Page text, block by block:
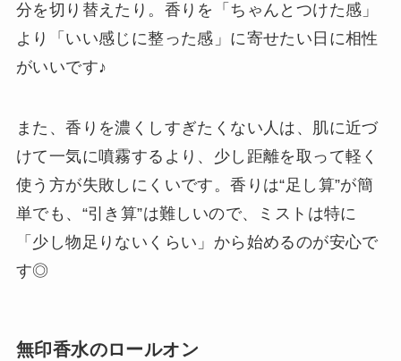
分を切り替えたり。香りを「ちゃんとつけた感」
より「いい感じに整った感」に寄せたい日に相性
がいいです♪
また、香りを濃くしすぎたくない人は、肌に近づ
けて一気に噴霧するより、少し距離を取って軽く
使う方が失敗しにくいです。香りは“足し算”が簡
単でも、“引き算”は難しいので、ミストは特に
「少し物足りないくらい」から始めるのが安心で
す◎
無印香水のロールオン